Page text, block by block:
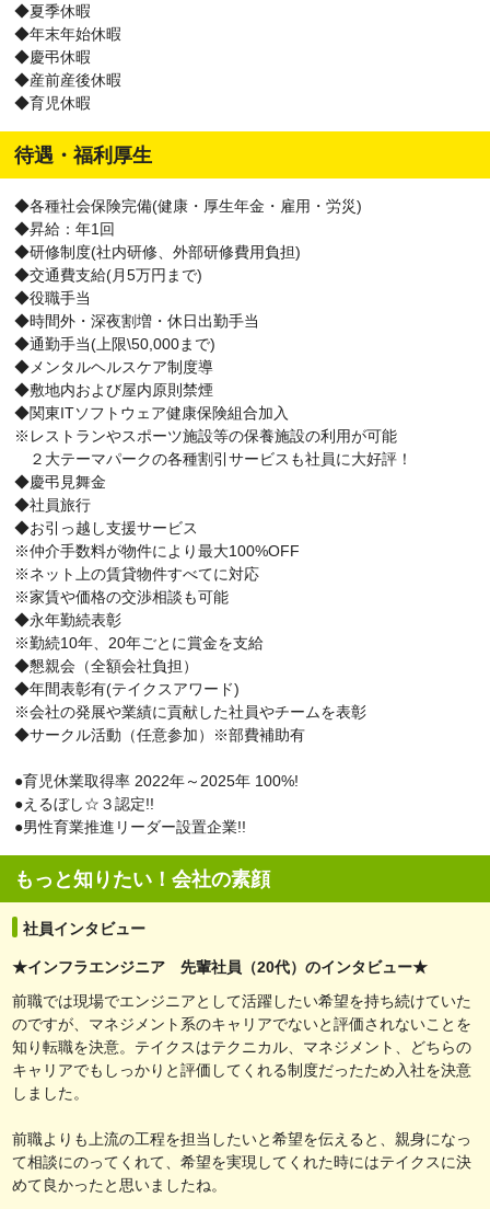
◆夏季休暇
◆年末年始休暇
◆慶弔休暇
◆産前産後休暇
◆育児休暇
待遇・福利厚生
◆各種社会保険完備(健康・厚生年金・雇用・労災)
◆昇給：年1回
◆研修制度(社内研修、外部研修費用負担)
◆交通費支給(月5万円まで)
◆役職手当
◆時間外・深夜割増・休日出勤手当
◆通勤手当(上限\50,000まで)
◆メンタルヘルスケア制度導
◆敷地内および屋内原則禁煙
◆関東ITソフトウェア健康保険組合加入
※レストランやスポーツ施設等の保養施設の利用が可能
２大テーマパークの各種割引サービスも社員に大好評！
◆慶弔見舞金
◆社員旅行
◆お引っ越し支援サービス
※仲介手数料が物件により最大100%OFF
※ネット上の賃貸物件すべてに対応
※家賃や価格の交渉相談も可能
◆永年勤続表彰
※勤続10年、20年ごとに賞金を支給
◆懇親会（全額会社負担）
◆年間表彰有(テイクスアワード)
※会社の発展や業績に貢献した社員やチームを表彰
◆サークル活動（任意参加）※部費補助有
●育児休業取得率 2022年～2025年 100%!
●えるぼし☆３認定!!
●男性育業推進リーダー設置企業!!
もっと知りたい！会社の素顔
社員インタビュー
★インフラエンジニア 先輩社員（20代）のインタビュー★
前職では現場でエンジニアとして活躍したい希望を持ち続けていた
のですが、マネジメント系のキャリアでないと評価されないことを
知り転職を決意。テイクスはテクニカル、マネジメント、どちらの
キャリアでもしっかりと評価してくれる制度だったため入社を決意
しました。
前職よりも上流の工程を担当したいと希望を伝えると、親身になっ
て相談にのってくれて、希望を実現してくれた時にはテイクスに決
めて良かったと思いましたね。